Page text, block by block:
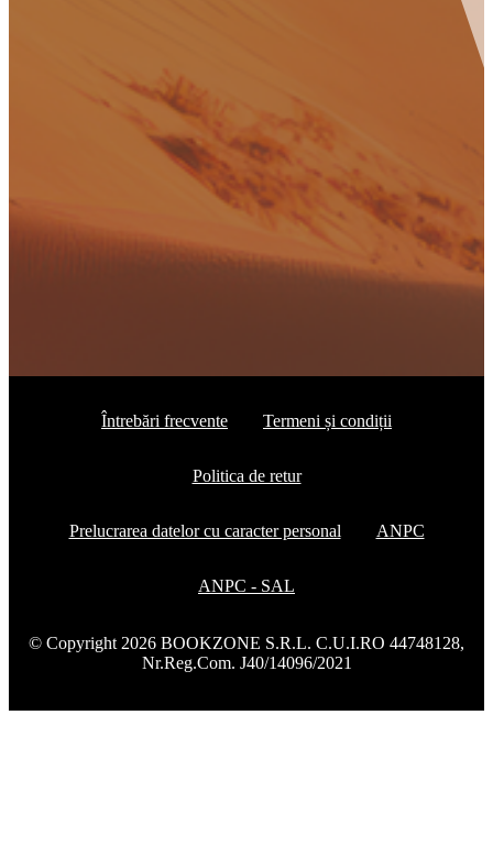
Întrebări frecvente Termeni și condiții
Politica de retur
Prelucrarea datelor cu caracter personal ANPC
ANPC - SAL
© Copyright 2026 BOOKZONE S.R.L. C.U.I.RO 44748128,
Nr.Reg.Com. J40/14096/2021